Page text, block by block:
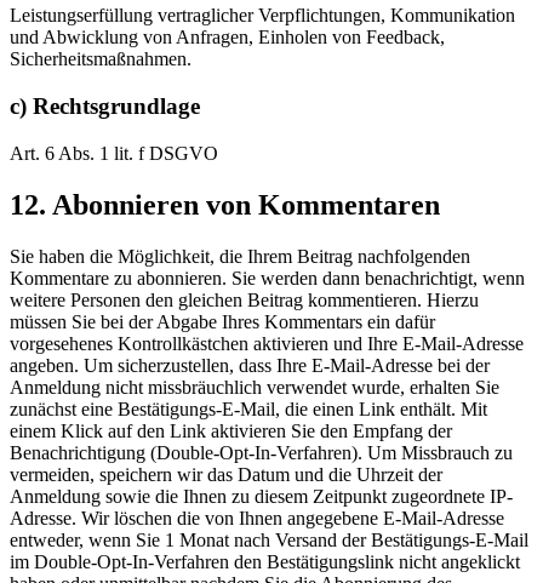
Leistungserfüllung vertraglicher Verpflichtungen, Kommunikation
und Abwicklung von Anfragen, Einholen von Feedback,
Sicherheitsmaßnahmen.
c) Rechtsgrundlage
Art. 6 Abs. 1 lit. f DSGVO
12. Abonnieren von Kommentaren
Sie haben die Möglichkeit, die Ihrem Beitrag nachfolgenden
Kommentare zu abonnieren. Sie werden dann benachrichtigt, wenn
weitere Personen den gleichen Beitrag kommentieren. Hierzu
müssen Sie bei der Abgabe Ihres Kommentars ein dafür
vorgesehenes Kontrollkästchen aktivieren und Ihre E-Mail-Adresse
angeben. Um sicherzustellen, dass Ihre E-Mail-Adresse bei der
Anmeldung nicht missbräuchlich verwendet wurde, erhalten Sie
zunächst eine Bestätigungs-E-Mail, die einen Link enthält. Mit
einem Klick auf den Link aktivieren Sie den Empfang der
Benachrichtigung (Double-Opt-In-Verfahren). Um Missbrauch zu
vermeiden, speichern wir das Datum und die Uhrzeit der
Anmeldung sowie die Ihnen zu diesem Zeitpunkt zugeordnete IP-
Adresse. Wir löschen die von Ihnen angegebene E-Mail-Adresse
entweder, wenn Sie 1 Monat nach Versand der Bestätigungs-E-Mail
im Double-Opt-In-Verfahren den Bestätigungslink nicht angeklickt